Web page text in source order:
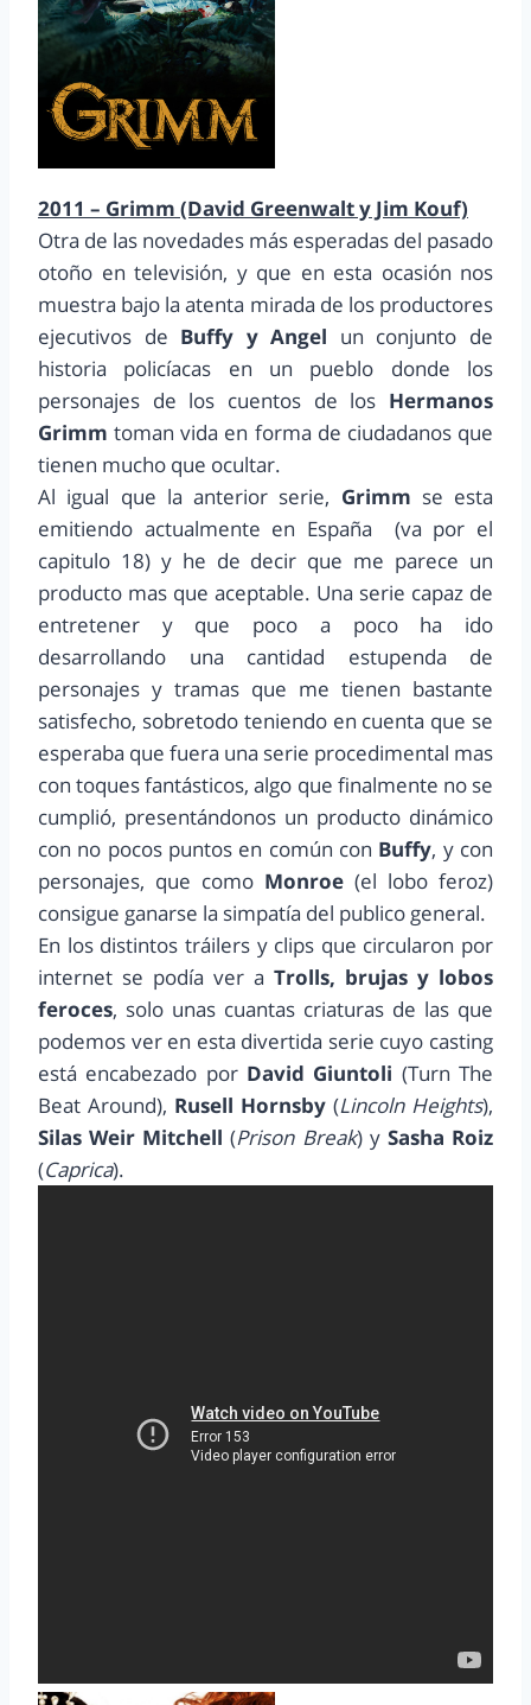
2011 – Grimm (David Greenwalt y Jim Kouf)
Otra de las novedades más esperadas del pasado
otoño en televisión, y que en esta ocasión nos
muestra bajo la atenta mirada de los productores
ejecutivos de Buffy y Angel un conjunto de
historia policíacas en un pueblo donde los
personajes de los cuentos de los Hermanos
Grimm toman vida en forma de ciudadanos que
tienen mucho que ocultar.
Al igual que la anterior serie, Grimm se esta
emitiendo actualmente en España (va por el
capitulo 18) y he de decir que me parece un
producto mas que aceptable. Una serie capaz de
entretener y que poco a poco ha ido
desarrollando una cantidad estupenda de
personajes y tramas que me tienen bastante
satisfecho, sobretodo teniendo en cuenta que se
esperaba que fuera una serie procedimental mas
con toques fantásticos, algo que finalmente no se
cumplió, presentándonos un producto dinámico
con no pocos puntos en común con Buffy, y con
personajes, que como Monroe (el lobo feroz)
consigue ganarse la simpatía del publico general.
En los distintos tráilers y clips que circularon por
internet se podía ver a Trolls, brujas y lobos
feroces, solo unas cuantas criaturas de las que
podemos ver en esta divertida serie cuyo casting
está encabezado por David Giuntoli (Turn The
Beat Around), Rusell Hornsby (Lincoln Heights),
Silas Weir Mitchell (Prison Break) y Sasha Roiz
(Caprica).